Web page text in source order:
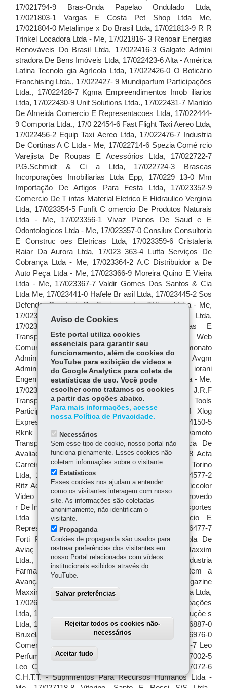
Aviso de Cookies
Este portal utiliza cookies
essenciais para garantir seu
funcionamento, além de cookies do
YouTube para exibição de vídeos e
do Google Analytics para coleta de
estatísticas de uso. Você pode
escolher como tratamos os cookies
a partir das opções abaixo.
Para mais informações, acesse
nossa Política de Privacidade.
Necessários
Sem esse tipo de cookie, nosso portal não
funciona plenamente. Esses cookies não
coletam informações sobre o visitante.
Estatísticos
Esses cookies nos ajudam a entender
como os visitantes interagem com nosso
site. As informações são coletadas
anonimamente, não identificam o
visitante.
Propaganda
Cookies de propaganda são usados para
rastrear preferências dos visitantes em
nosso Portal relacionadas com vídeos
institucionais exibidos através do
YouTube.
Salvar preferências
Rejeitar todos os cookies não-
necessários
Aceitar tudo